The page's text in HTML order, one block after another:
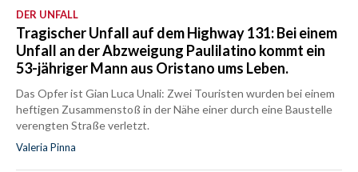
DER UNFALL
Tragischer Unfall auf dem Highway 131: Bei einem
Unfall an der Abzweigung Paulilatino kommt ein
53-jähriger Mann aus Oristano ums Leben.
Das Opfer ist Gian Luca Unali: Zwei Touristen wurden bei einem
heftigen Zusammenstoß in der Nähe einer durch eine Baustelle
verengten Straße verletzt.
Valeria Pinna